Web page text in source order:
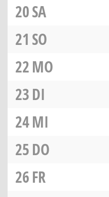
20SA
21 SO
22MO
23DI
24MI
25DO
26FR